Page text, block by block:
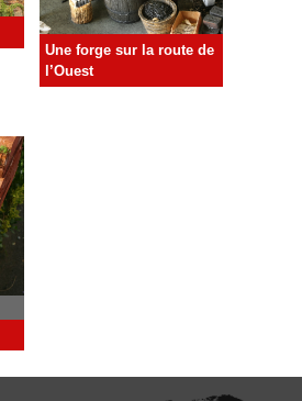
Une forge sur la route de
l’Ouest